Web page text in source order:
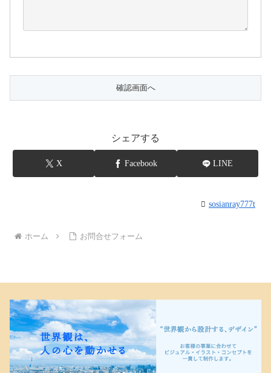
シェアする
X Facebook LINE
sosianray777t
ホーム お問合せフォーム